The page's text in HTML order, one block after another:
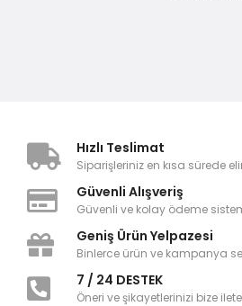
Hızlı Teslimat
Siparişleriniz en kısa sürede
Güvenli Alışveriş
Güvenli ve kolay ödeme
Geniş Ürün Yelpazesi
Binlerce ürün ve kampanya
7 / 24 DESTEK
Öneri ve şikayetlerinizi bize